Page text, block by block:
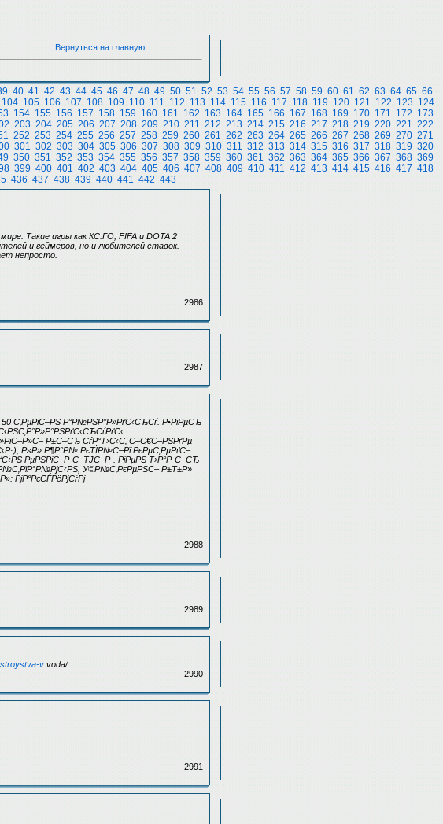
Вернуться на главную
40 41 42 43 44 45 46 47 48 49 50 51 52 53 54 55 56 57 58 59 60 61 62 63 64 65 66
104 105 106 107 108 109 110 111 112 113 114 115 116 117 118 119 120 121 122 123 124
154 155 156 157 158 159 160 161 162 163 164 165 166 167 168 169 170 171 172 173
203 204 205 206 207 208 209 210 211 212 213 214 215 216 217 218 219 220 221
222
252 253 254 255 256 257 258 259 260 261 262 263 264 265 266 267 268 269 270 271
301 302 303 304 305 306 307 308 309 310 311 312 313 314 315 316 317 318 319 320
350 351 352 353 354 355 356 357 358 359 360 361 362 363 364 365 366 367 368 369
399 400 401 402 403 404 405 406 407 408 409 410 411 412 413 414 415 416 417 418
436 437 438 439 440 441 442 443
Такие игры как КС:ГО, FIFA и DOTA 2
и геймеров, но и любителей ставок.
непросто.
2986
2987
С‚РµРіС–РЅ Р°Р№РЅР°Р»РґС‹СЂСѓ. Р•РіРµСЂ
Р±С–СЂ СѓР°Т›С‹С‚ С–С€С–РЅРґРµ
РѕР» Р¶Р°Р№ РєТЇР№С–Рї РєРµС‚РµРґС–.
РµРЅРіС–Р·С–ТЈС–Р·. РјРµРЅ Т›Р°Р·С–СЂ
У©Р№С‚РєРµРЅС– Р±Т±Р»
РјР°РєСЃРёРјСѓРј
2988
2989
v voda/
2990
2991